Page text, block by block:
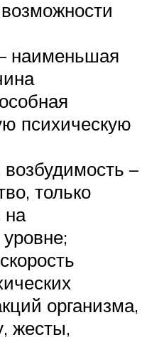
наименьшая
психическую
–
только
на
организма,
жесты,